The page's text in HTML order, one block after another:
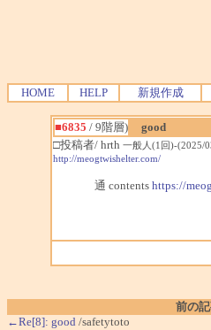
HOME HELP 新規作成
■6835 / 9階層)
good
□投稿者/ hrth 一般人(1回)-(2025/
http://meogtwishelter.com/
通 contents https://
前の
←Re[8]: good /safetytoto